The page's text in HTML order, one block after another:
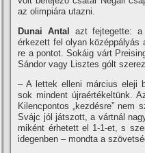
az olimpiára utazni.
Dunai Antal
azt fejtegette: a
érkezett fel olyan középpályás
re a pontot. Sokáig várt
Sándor vagy Lisztes gólt
– A lettek elleni március eleji
sok mindent újraértékeltünk.
Kilencpontos „kezdésre” nem
Svájc jól játszott, a vártnál
miként érhetett el 1-1-et, s
idegenben – mondta a